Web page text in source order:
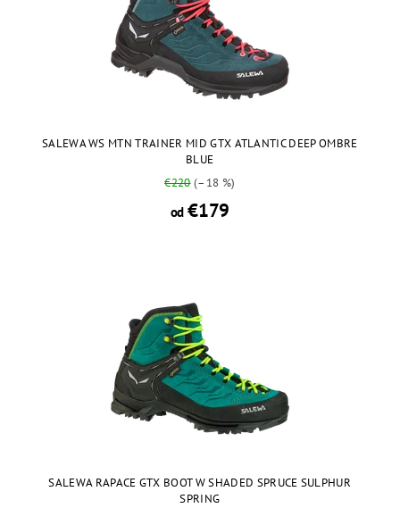
SALEWA WS MTN TRAINER MID GTX ATLANTIC DEEP OMBRE
BLUE
€220(–18 %)
od€179
SALEWA RAPACE GTX BOOT W SHADED SPRUCE SULPHUR
SPRING